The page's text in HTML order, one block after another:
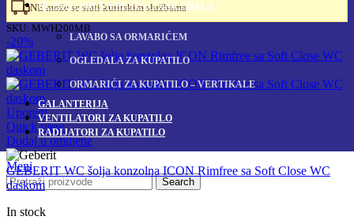
KUPATILSKI NAMEŠTAJ I OGLEDALA
LAVABO SA ORMARIĆEM
OGLEDALA ZA KUPATILO
ORMARIĆI ZA KUPATILO – VERTIKALE
GALANTERIJA
VENTILATORI ZA KUPATILO
RADIJATORI ZA KUPATILO
Meni
Search
NE može se slati kurirskim službama
SKU: MWH200MB
-20%
Uporedi
Quick view
Dodaj u omiljene
GEBERIT WC šolja konzolna ICON Rimfree sa Soft Close WC
daskom
In stock